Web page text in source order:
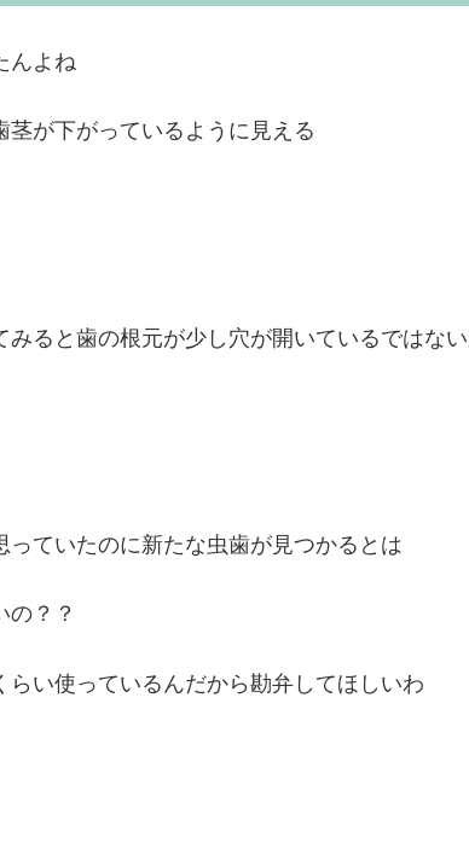
んよね
が下がっているように見える
みると歯の根元が少し穴が開いているではな
っていたのに新たな虫歯が見つかるとは
の？？
らい使っているんだから勘弁してほしいわ